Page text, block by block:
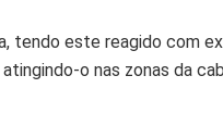
tendo este reagido com
o nas zonas da